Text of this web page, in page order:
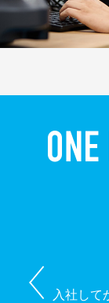
入社して